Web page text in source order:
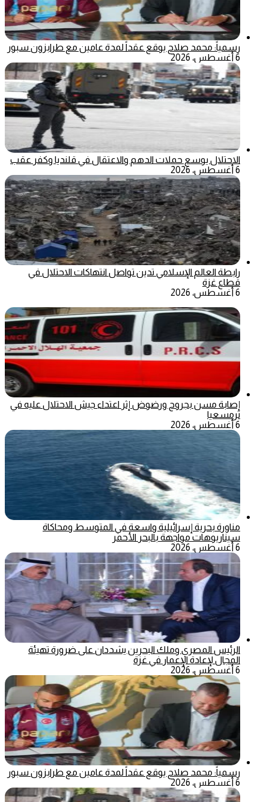
رسمياً: محمد صلاح يوقع عقداً لمدة عامين مع طرابزون سبور
6 أغسطس، 2026
الاحتلال يوسع حملات الدهم والاعتقال في قلنديا وكفر عقب
6 أغسطس، 2026
رابطة العالم الإسلامي تدين تواصل انتهاكات الاحتلال في
قطاع غزة
6 أغسطس، 2026
إصابة مسن بجروح ورضوض إثر اعتداء جيش الاحتلال عليه في
ترمسعيا
6 أغسطس، 2026
مناورة بحرية إسرائيلية واسعة في المتوسط ومحاكاة
سيناريوهات مواجهة بالبحر الأحمر
6 أغسطس، 2026
الرئيس المصري وملك البحرين يشددان على ضرورة تهيئة
المجال لإعادة الإعمار في غزة
6 أغسطس، 2026
رسمياً: محمد صلاح يوقع عقداً لمدة عامين مع طرابزون سبور
6 أغسطس، 2026